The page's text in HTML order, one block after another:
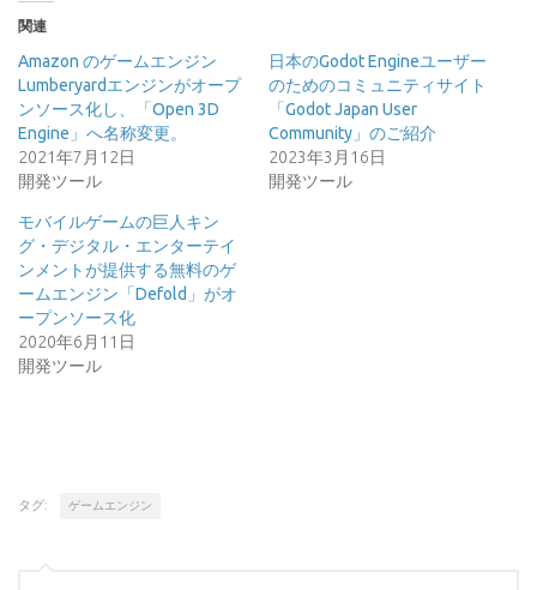
関連
Amazon のゲームエンジン
Lumberyardエンジンがオープ
ンソース化し、「Open 3D
Engine」へ名称変更。
2021年7月12日
開発ツール
日本のGodot Engineユーザー
のためのコミュニティサイト
「Godot Japan User
Community」のご紹介
2023年3月16日
開発ツール
モバイルゲームの巨人キン
グ・デジタル・エンターテイ
ンメントが提供する無料のゲ
ームエンジン「Defold」がオ
ープンソース化
2020年6月11日
開発ツール
タグ: ゲームエンジン